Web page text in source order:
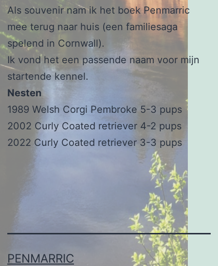
Als souvenir nam ik het boek Penmarric
mee terug naar huis (een familiesaga
spelend in Cornwall).
Ik vond het een passende naam voor mijn
startende kennel.
Nesten
1989 Welsh Corgi Pembroke 5-3 pups
2002 Curly Coated retriever 4-2 pups
2022 Curly Coated retriever 3-3 pups
PENMARRIC